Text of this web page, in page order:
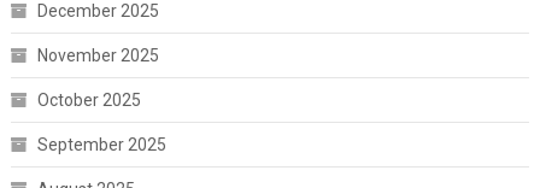
December 2025
November 2025
October 2025
September 2025